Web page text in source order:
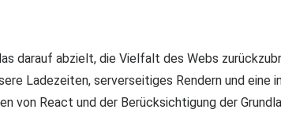
Tasks. Kostenlos
darauf abzielt, die Vielfalt des Webs
Ladezeiten, serverseitiges Rendern und
von React und der Berücksichtigung der